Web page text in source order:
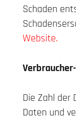
Schaden
Website.
Die Zahl der
Daten und